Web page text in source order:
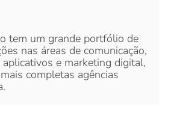
e marketing digital,
completas agências